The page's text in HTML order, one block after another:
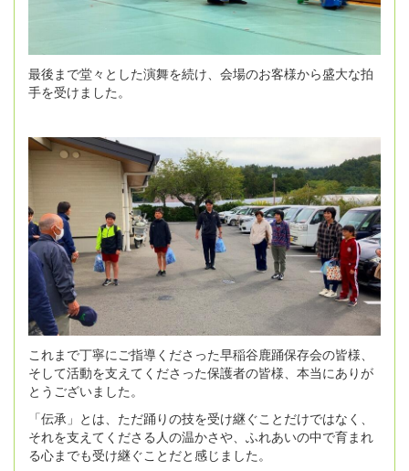
最後まで堂々とした演舞を続け、会場のお客様から盛大な拍
手を受けました。
これまで丁寧にご指導くださった早稲谷鹿踊保存会の皆様、
そして活動を支えてくださった保護者の皆様、本当にありが
とうございました。
「伝承」とは、ただ踊りの技を受け継ぐことだけではなく、
それを支えてくださる人の温かさや、ふれあいの中で育まれ
る心までも受け継ぐことだと感じました。